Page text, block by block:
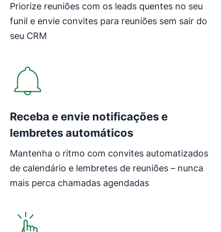
Priorize reuniões com os leads quentes no seu
funil e envie convites para reuniões sem sair do
seu CRM
Receba e envie notificações e
lembretes automáticos
Mantenha o ritmo com convites automatizados
de calendário e lembretes de reuniões – nunca
mais perca chamadas agendadas